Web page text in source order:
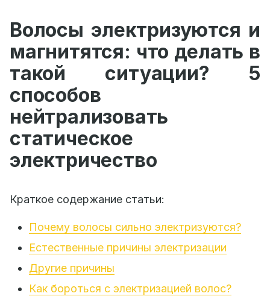
Волосы электризуются и
магнитятся: что делать в
такой ситуации? 5
способов
нейтрализовать
статическое
электричество
Краткое содержание статьи:
Почему волосы сильно электризуются?
Естественные причины электризации
Другие причины
Как бороться с электризацией волос?